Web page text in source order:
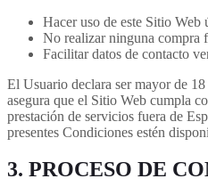
Hacer uso de este Sitio Web
No realizar ninguna compra
Facilitar datos de contacto
El Usuario declara ser mayor de
asegura que el Sitio Web cumpla
prestación de servicios fuera de
presentes Condiciones estén
3. PROCESO DE